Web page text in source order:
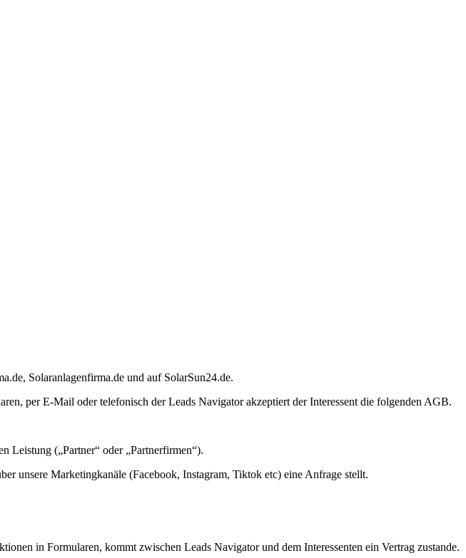
Solaranlagenfirma.de und auf SolarSun24.de.
per E-Mail oder telefonisch der Leads Navigator akzeptiert der Interessent die folgenden AGB.
Leistung („Partner“ oder „Partnerfirmen“).
unsere Marketingkanäle (Facebook, Instagram, Tiktok etc) eine Anfrage stellt.
in Formularen, kommt zwischen Leads Navigator und dem Interessenten ein Vertrag zustande.